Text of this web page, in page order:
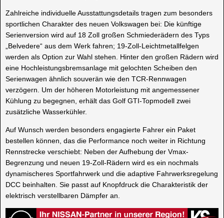
Zahlreiche individuelle Ausstattungsdetails tragen zum besonders
sportlichen Charakter des neuen Volkswagen bei: Die künftige
Serienversion wird auf 18 Zoll großen Schmiederädern des Typs
„Belvedere“ aus dem Werk fahren; 19-Zoll-Leichtmetallfelgen
werden als Option zur Wahl stehen. Hinter den großen Rädern wird
eine Hochleistungsbremsanlage mit gelochten Scheiben den
Serienwagen ähnlich souverän wie den TCR-Rennwagen
verzögern. Um der höheren Motorleistung mit angemessener
Kühlung zu begegnen, erhält das Golf GTI-Topmodell zwei
zusätzliche Wasserkühler.
Auf Wunsch werden besonders engagierte Fahrer ein Paket
bestellen können, das die Performance noch weiter in Richtung
Rennstrecke verschiebt: Neben der Aufhebung der Vmax-
Begrenzung und neuen 19-Zoll-Rädern wird es ein nochmals
dynamischeres Sportfahrwerk und die adaptive Fahrwerksregelung
DCC beinhalten. Sie passt auf Knopfdruck die Charakteristik der
elektrisch verstellbaren Dämpfer an.